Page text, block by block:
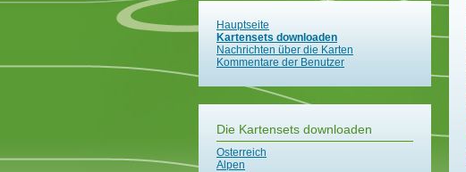
Hauptseite
Kartensets downloaden
Nachrichten über die Karten
Kommentare der Benutzer
Die Kartensets downloaden
Osterreich
Alpen